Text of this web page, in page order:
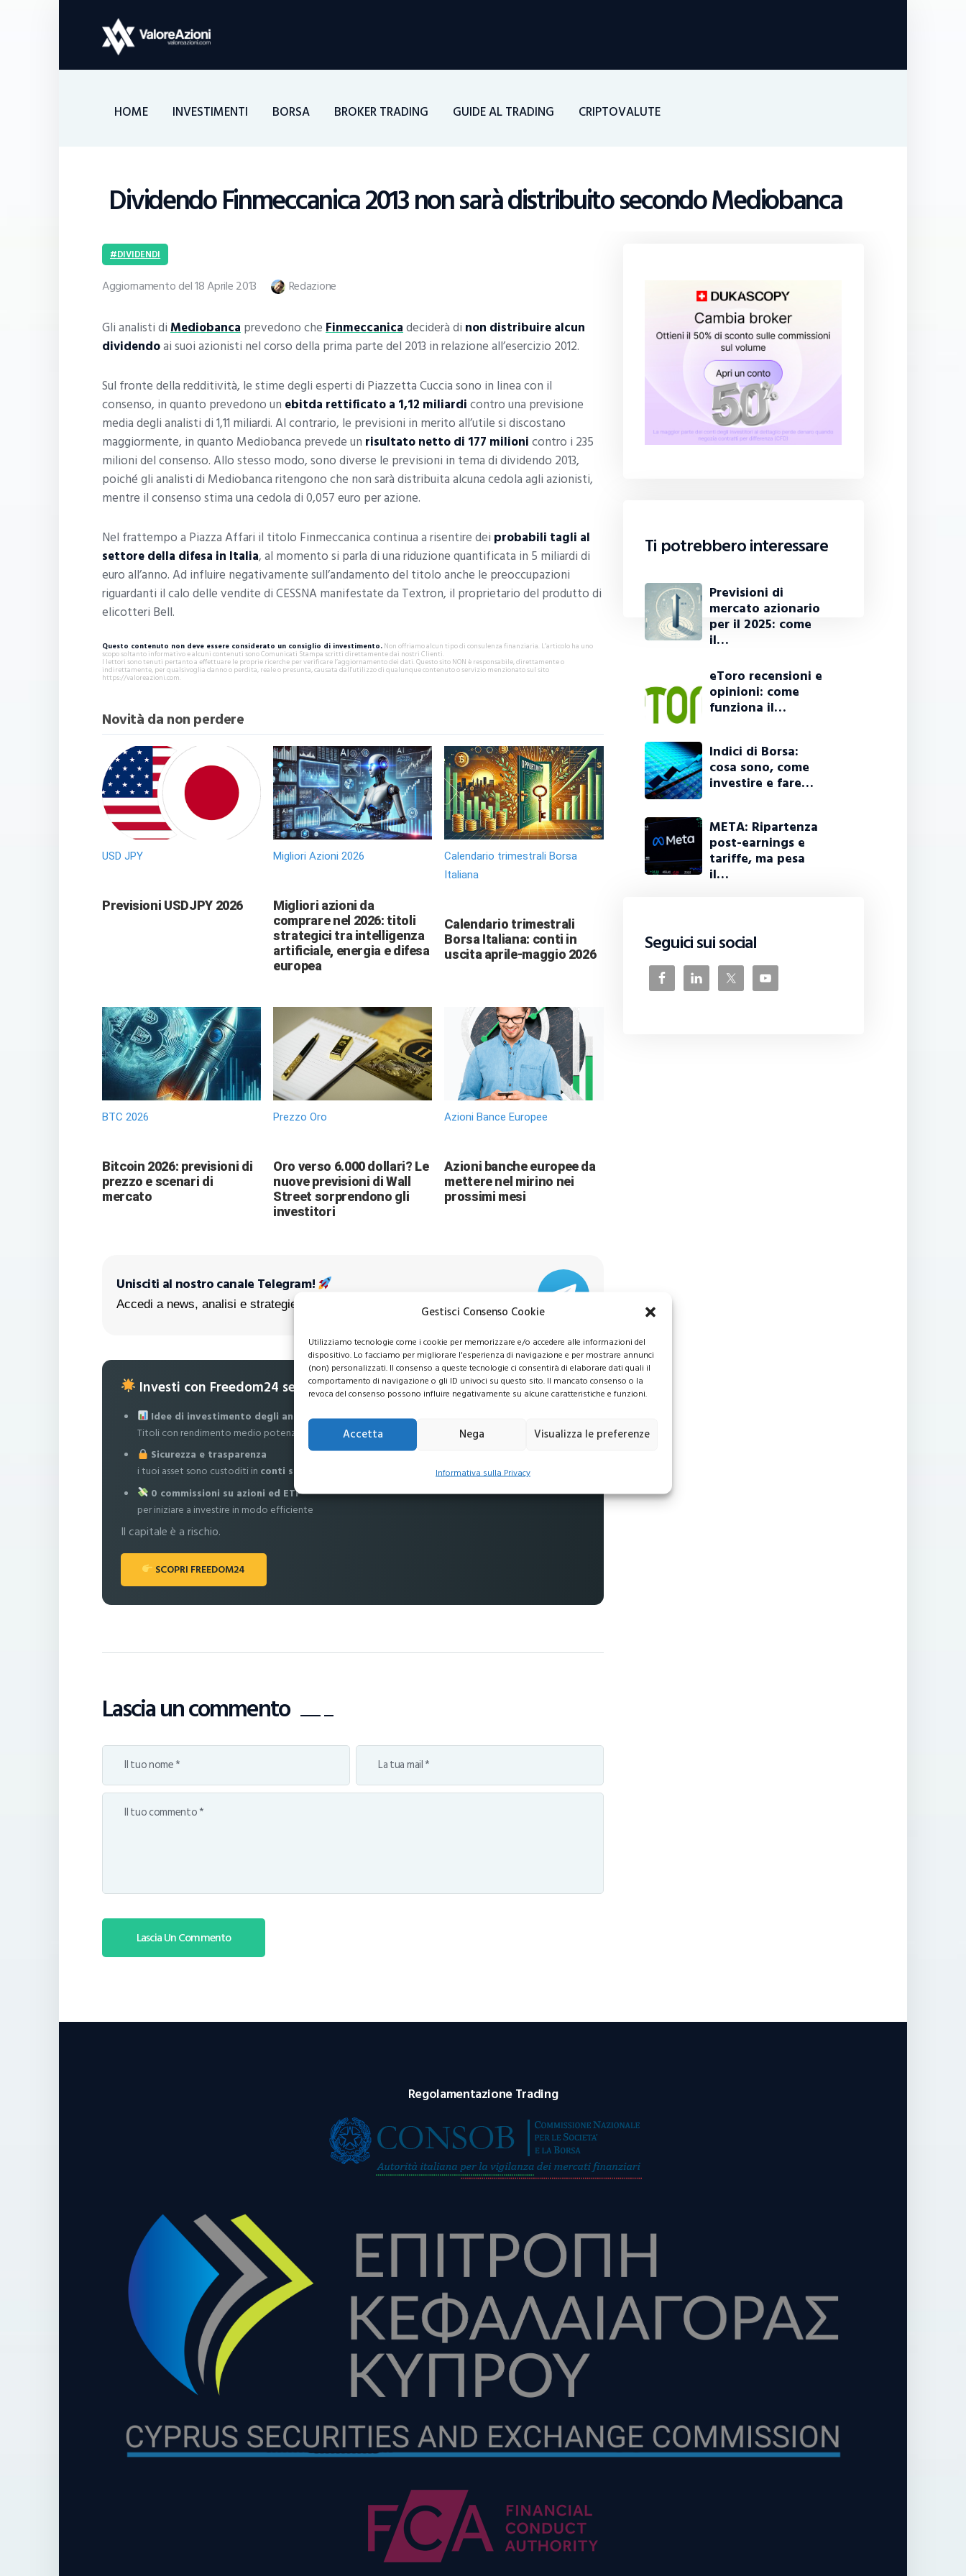
Gestisci Consenso Cookie
Utilizziamo tecnologie come i cookie per memorizzare e/o accedere alle informazioni del
dispositivo. Lo facciamo per migliorare l'esperienza di navigazione e per mostrare annunci
(non) personalizzati. Il consenso a queste tecnologie ci consentirà di elaborare dati quali il
comportamento di navigazione o gli ID univoci su questo sito. Il mancato consenso o la
revoca del consenso possono influire negativamente su alcune caratteristiche e funzioni.
Accetta Nega Visualizza le preferenze
Informativa sulla Privacy
HOME INVESTIMENTI BORSA BROKER TRADING GUIDE AL TRADING CRIPTOVALUTE
Dividendo Finmeccanica 2013 non sarà distribuito secondo Mediobanca
Investimenti
Borsa
Guide Al Trading
DIVIDENDI
Aggiornamento del 18 Aprile 2013 Redazione
Gli analisti diMediobancaprevedono cheFinmeccanicadeciderà di non distribuire alcun
dividendoai suoi azionisti nel corso della prima parte del 2013 in relazione all’esercizio 2012.
Sul fronte della redditività, le stime degli esperti di Piazzetta Cuccia sono in linea con il
consenso, in quanto prevedono un ebitda rettificato a 1,12 miliardicontro una previsione
media degli analisti di 1,11 miliardi. Al contrario, le previsioni in merito all’utile si discostano
maggiormente, in quanto Mediobanca prevede un risultato netto di 177 milionicontro i 235
milioni del consenso. Allo stesso modo, sono diverse le previsioni in tema di dividendo 2013,
poiché gli analisti di Mediobanca ritengono che non sarà distribuita alcuna cedola agli azionisti,
mentre il consenso stima una cedola di 0,057 euro per azione.
Nel frattempo a Piazza Affari il titolo Finmeccanica continua a risentire dei probabili tagli al
settore della difesa in Italia, al momento si parla di una riduzione quantificata in 5 miliardi di
euro all’anno. Ad influire negativamente sull’andamento del titolo anche le preoccupazioni
riguardanti il calo delle vendite di CESSNA manifestate da Textron, il proprietario del produtto di
elicotteri Bell.
Questo contenuto non deve essere considerato un consiglio di investimento.Non offriamo alcun tipo di consulenza finanziaria. L’articolo ha uno
scopo soltanto informativo e alcuni contenuti sono Comunicati Stampa scritti direttamente dai nostri Clienti.
I lettori sono tenuti pertanto a effettuare le proprie ricerche per verificare l’aggiornamento dei dati. Questo sito NON è responsabile, direttamente o
indirettamente, per qualsivoglia danno o perdita, reale o presunta, causata dall'utilizzo di qualunque contenuto o servizio menzionato sul sito
https://valoreazioni.com.
Novità da non perdere
USD JPY
Previsioni USDJPY 2026
Migliori Azioni 2026
Migliori azioni da
comprare nel 2026: titoli
strategici tra intelligenza
artificiale, energia e difesa
europea
Calendario trimestrali Borsa
Italiana
Calendario trimestrali
Borsa Italiana: conti in
uscita aprile-maggio 2026
BTC 2026
Bitcoin 2026: previsioni di
prezzo e scenari di
mercato
Prezzo Oro
Oro verso 6.000 dollari? Le
nuove previsioni di Wall
Street sorprendono gli
investitori
Azioni Bance Europee
Azioni banche europee da
mettere nel mirino nei
prossimi mesi
Unisciti al nostro canale Telegram!
Accedi a news, analisi e strategie esclusive per i tuoi investimenti
Investi con Freedom24 senza commissioni
Idee di investimento degli analisti
Titoli con rendimento medio potenziale fino al 16%
Sicurezza e trasparenza
i tuoi asset sono custoditi in conti separati
0 commissioni su azioni ed ETF
per iniziare a investire in modo efficiente
Il capitale è a rischio.
SCOPRI FREEDOM24
Lascia un commento
Ti potrebbero interessare
Previsioni di
mercato azionario
per il 2025: come
il…
eToro recensioni e
opinioni: come
funziona il…
Indici di Borsa:
cosa sono, come
investire e fare…
META: Ripartenza
post-earnings e
tariffe, ma pesa
il…
Seguici sui social
Regolamentazione Trading